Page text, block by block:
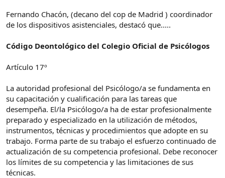
Fernando Chacón, (decano del cop de Madrid ) coordinador
de los dispositivos asistenciales, destacó que.....
Código Deontológico del Colegio Oficial de Psicólogos
Artículo 17º
La autoridad profesional del Psicólogo/a se fundamenta en
su capacitación y cualificación para las tareas que
desempeña. El/la Psicólogo/a ha de estar profesionalmente
preparado y especializado en la utilización de métodos,
instrumentos, técnicas y procedimientos que adopte en su
trabajo. Forma parte de su trabajo el esfuerzo continuado de
actualización de su competencia profesional. Debe reconocer
los límites de su competencia y las limitaciones de sus
técnicas.